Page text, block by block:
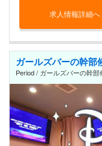
求人情報詳細へ
ガールズバーの幹部
Period / ガールズバーの幹部